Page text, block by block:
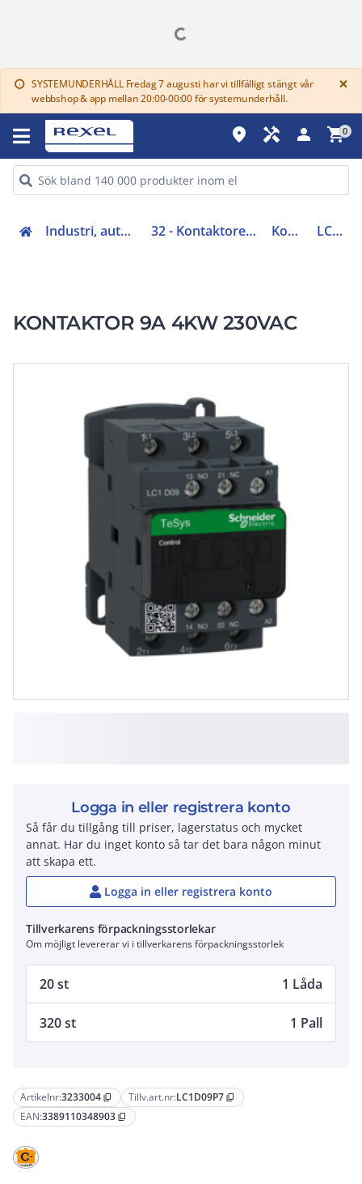
info SYSTEMUNDERHÅLL Fredag 7 augusti har vi tillfälligt stängt vår
webbshop & app mellan 20:00-00:00 för systemunderhåll.
×
place handyman person shopping_cart0
Industri, automation (31-40, 45) 32 - Kontaktorer och startapparater Kontaktorer LC1D09P7
KONTAKTOR 9A 4KW 230VAC
Artikelnr:3233004 content_copy Tillv.art.nr:LC1D09P7 content_copy
EAN:3389110348903 content_copy
Logga in eller registrera konto
Så får du tillgång till priser, lagerstatus och mycket
annat. Har du inget konto så tar det bara någon minut
att skapa ett.
Logga in eller registrera konto
Tillverkarens förpackningsstorlekar
Om möjligt levererar vi i tillverkarens förpackningsstorlek
20 st 1 Låda
320 st 1 Pall